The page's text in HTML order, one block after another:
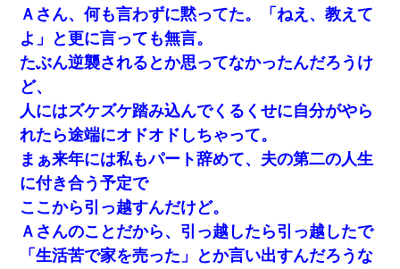
Ａさん、何も言わずに黙ってた。「ねえ、教えて
よ」と更に言っても無言。
たぶん逆襲されるとか思ってなかったんだろうけ
ど、
人にはズケズケ踏み込んでくるくせに自分がやら
れたら途端にオドオドしちゃって。
まぁ来年には私もパート辞めて、夫の第二の人生
に付き合う予定で
ここから引っ越すんだけど。
Ａさんのことだから、引っ越したら引っ越したで
「生活苦で家を売った」とか言い出すんだろうな